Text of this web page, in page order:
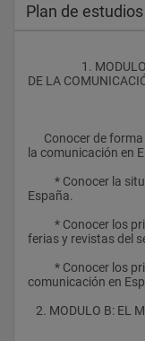
Máster en
Esden ha realizado
participantes. Se
través del cual se
conocimientos
comunicación de
perspectiva de una
Para ello, se
por profesionales
conocimientos y
Cambridge
Communication
Plan de estudios
DE LA
la comunicación en
España.
ferias y revistas del
comunicación en
2. MODULO B: